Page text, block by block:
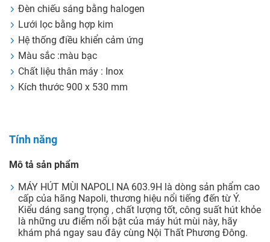
Đèn chiếu sáng bằng halogen
Lưới lọc bằng hợp kim
Hệ thống điều khiển cảm ứng
Màu sắc :màu bạc
Chất liệu thân máy : Inox
Kích thước 900 x 530 mm
Tính năng
Mô tả sản phẩm
MÁY HÚT MÙI NAPOLI NA 603.9H là dòng sản phẩm cao
cấp của hãng Napoli, thương hiệu nổi tiếng đến từ Ý.
Kiểu dáng sang trọng , chất lượng tốt, công suất hút khỏe
là những ưu điểm nổi bật của máy hút mùi này, hãy
khám phá ngay sau đây cùng Nội Thất Phương Đông.